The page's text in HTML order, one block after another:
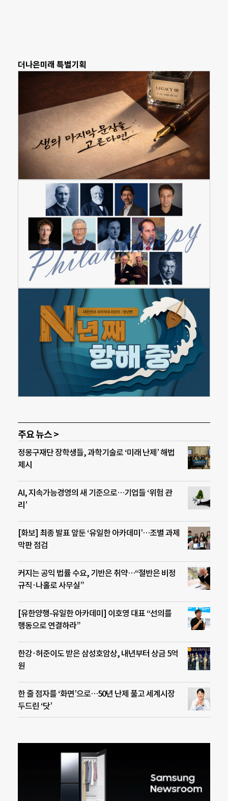
더나은미래 특별기획
주요 뉴스 >
정몽구재단 장학생들, 과학기술로 ‘미래 난제’ 해법
제시
AI, 지속가능경영의 새 기준으로…기업들 ‘위험 관
리’
[화보] 최종 발표 앞둔 ‘유일한 아카데미’…조별 과제
막판 점검
커지는 공익 법률 수요, 기반은 취약…“절반은 비정
규직·나홀로 사무실”
[유한양행-유일한 아카데미] 이호영 대표 “선의를
행동으로 연결하라”
한강·허준이도 받은 삼성호암상, 내년부터 상금 5억
원
한 줄 점자를 ‘화면’으로…50년 난제 풀고 세계시장
두드린 ‘닷’